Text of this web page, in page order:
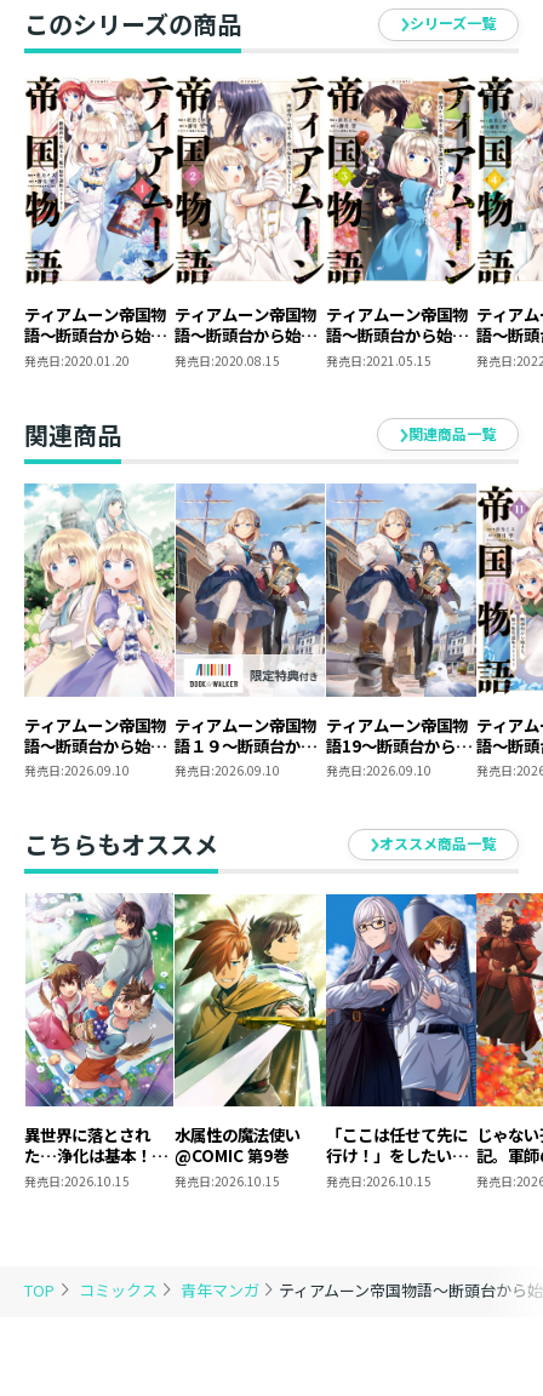
TOP コミックス 青年マンガ ティアムーン帝国物語～断頭台から
このシリーズの商品 シリーズ一覧
ティアムーン帝国物
語～断頭台から始ま
る、姫の転生逆転ス
発売日:2020.01.20
ティアムーン帝国物
語～断頭台から始ま
る、姫の転生逆転ス
発売日:2020.08.15
ティアムーン帝国物
語～断頭台から始ま
る、姫の転生逆転ス
発売日:2021.05.15
ティア
語～断
る、姫
発売日:
関連商品 関連商品一覧
ティアムーン帝国物
語～断頭台から始ま
る、姫の転生逆転ス
発売日:2026.09.10
ティアムーン帝国物
語１９～断頭台から
始まる、姫の転生逆
き】
発売日:2026.09.10
ティアムーン帝国物
語19～断頭台から始
まる、姫の転生逆転
発売日:2026.09.10
ティア
語～断
る、姫
発売日:
こちらもオススメ オススメ商品一覧
異世界に落とされ
た…浄化は基本！
@COMIC 第7巻
発売日:2026.10.15
水属性の魔法使い
@COMIC 第9巻
発売日:2026.10.15
「ここは任せて先に
行け！」をしたい死
にたがりの望まぬ宇
宙下剋上@COMIC
発売日:2026.10.15
じゃな
記。軍
われま
発売日: